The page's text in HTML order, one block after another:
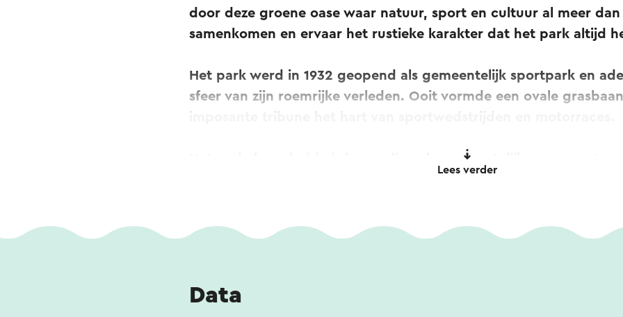
door deze groene oase waar natuur, sport en cultuur al meer
samenkomen en ervaar het rustieke karakter dat het park altijd
Het park werd in 1932 geopend als gemeentelijk sportpark en
sfeer van zijn roemrijke verleden. Ooit vormde een ovale
Het oude kassahuisje is bovendien als gemeentelijk monument
Openingstijden: het Burgemeester Damenpark is zowel op
Foto: Marc Schols.
Lees verder
Data